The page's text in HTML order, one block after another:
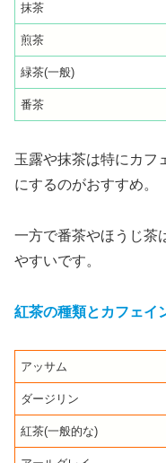
抹茶
煎茶
緑茶(一般)
番茶
玉露や抹茶は特にカフ
にするのがおすすめ。
一方で番茶やほうじ茶
やすいです。
紅茶の種類とカフェイ
アッサム
ダージリン
紅茶(一般的な)